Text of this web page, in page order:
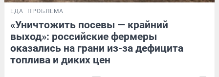
ЕДА ПРОБЛЕМА
«Уничтожить посевы — крайний
выход»: российские фермеры
оказались на грани из-за дефицита
топлива и диких цен